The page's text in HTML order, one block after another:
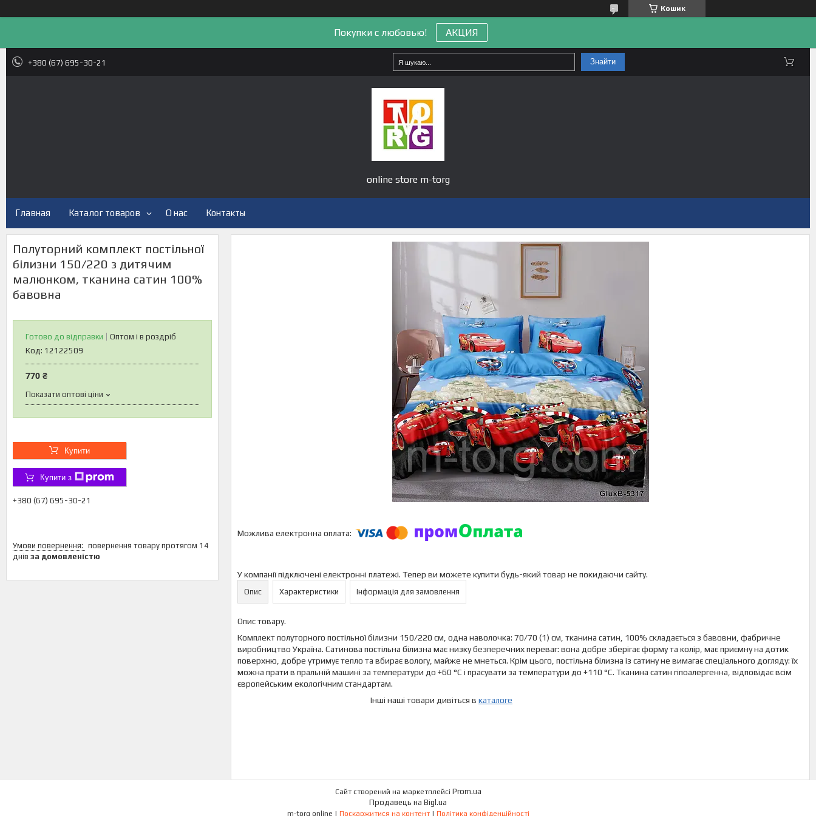
Кошик
Покупки с любовью! АКЦИЯ
+380 (67) 695-30-21 Знайти
online store m-torg
Главная Каталог товаров О нас Контакты
Полуторний комплект постільної
білизни 150/220 з дитячим
малюнком, тканина сатин 100%
бавовна
Готово до відправки
Оптом і в роздріб
Код: 12122509
770 ₴
Показати оптові ціни
Купити
Купити з
+380 (67) 695-30-21
повернення товару протягом 14
днів за домовленістю
У компанії підключені електронні платежі. Тепер ви можете купити будь-який товар не покидаючи сайту.
Опис Характеристики Інформація для замовлення
Опис товару.
Комплект полуторного постільної білизни 150/220 см, одна наволочка: 70/70 (1) см, тканина сатин, 100% складається з бавовни, фабричне
виробництво Україна. Сатинова постільна білизна має низку безперечних переваг: вона добре зберігає форму та колір, має приємну на дотик
поверхню, добре утримує тепло та вбирає вологу, майже не мнеться. Крім цього, постільна білизна із сатину не вимагає спеціального догляду: їх
можна прати в пральній машині за температури до +60 °C і прасувати за температури до +110 °C. Тканина сатин гіпоалергенна, відповідає всім
європейським екологічним стандартам.
Інші наші товари дивіться в каталоге
Сайт створений на маркетплейсі Prom.ua
Продавець на Bigl.ua
m-torg online | Поскаржитися на контент | Політика конфіденційності